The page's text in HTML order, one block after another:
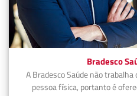
Bradesco
A Bradesco Saúde não
pessoa física, portanto é